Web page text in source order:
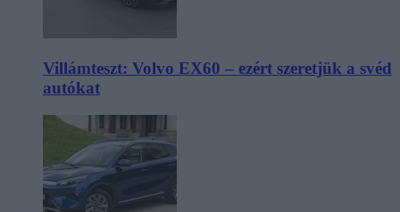
Villámteszt: Volvo EX60 – ezért szeretjük a svéd
autókat